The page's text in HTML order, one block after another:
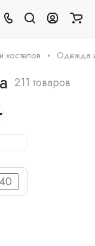
хостелов Одежда и
211 товаров